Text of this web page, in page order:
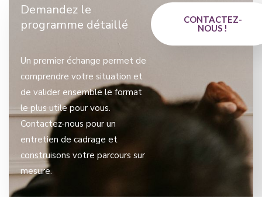
Demandez le
programme détaillé
Un premier échange permet de
comprendre votre situation et
de valider ensemble le format
le plus utile pour vous.
Contactez-nous pour un
entretien de cadrage et
construisons votre parcours sur
mesure.
CONTACTEZ-
NOUS !